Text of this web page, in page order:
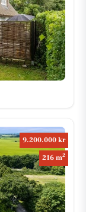
9.200.000 kr
216 m2